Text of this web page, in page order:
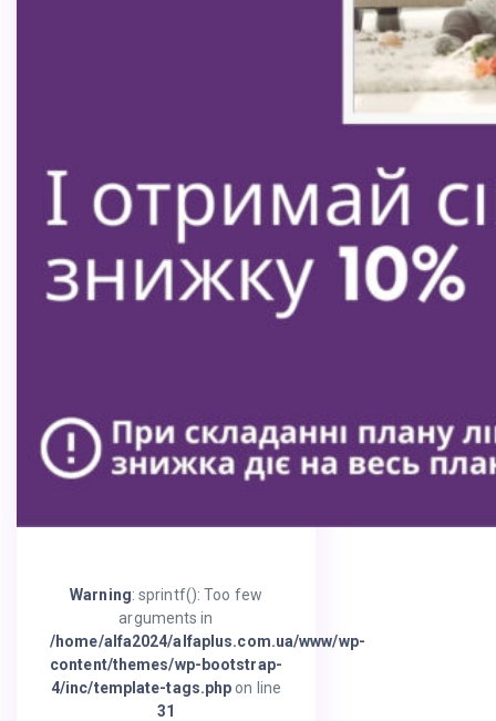
Warning: sprintf(): Too few
arguments in
/home/alfa2024/alfaplus.com.ua/www/wp-
content/themes/wp-bootstrap-
4/inc/template-tags.php on line
31